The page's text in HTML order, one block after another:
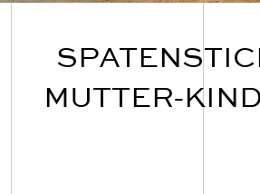
MUTTER-